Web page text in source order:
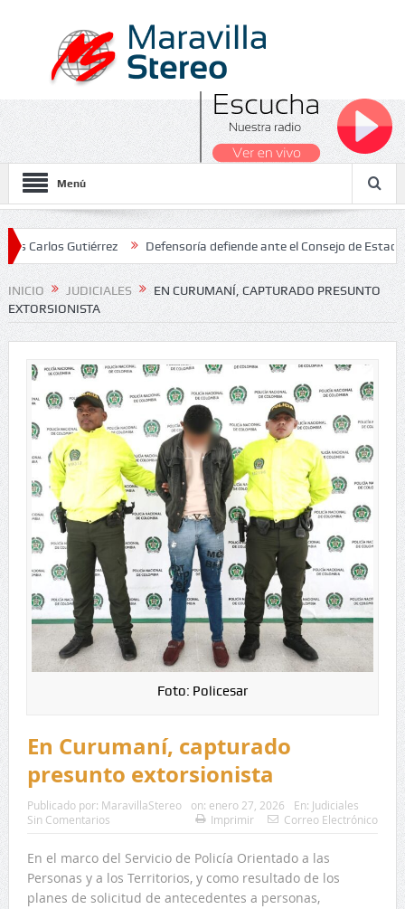
Menú
Gutiérrez Defensoría defiende ante el Consejo de Estado el
2026
INICIO JUDICIALES
EN CURUMANÍ, CAPTURADO PRESUNTO
EXTORSIONISTA
Foto: Policesar
En Curumaní, capturado
presunto extorsionista
Publicado por: MaravillaStereo on: enero 27, 2026 En: Judiciales
Sin Comentarios
Imprimir Correo Electrónico
En el marco del Servicio de Policía Orientado a las
Personas y a los Territorios, y como resultado de los
planes de solicitud de antecedentes a personas,